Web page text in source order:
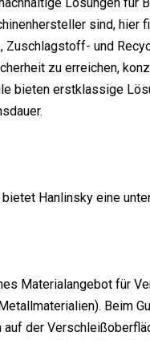
sind,
und
zu erreichen,
bieten erstklassige
Hanlinsky eine
Materialangebot für
Beim
der